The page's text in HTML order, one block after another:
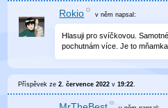
Rokio v němnapsal:
Hlasuji pro svíčkovou.
pochutnám více. Je to mňamka.
Příspěvek ze2. července 2022 v19:22.